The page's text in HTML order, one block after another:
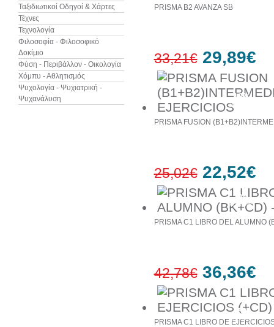
Ταξιδιωτικοί Οδηγοί & Χάρτες
Τέχνες
Τεχνολογία
Φιλοσοφία - Φιλοσοφικό
Δοκίμιο
Φύση - Περιβάλλον - Οικολογία
Χόμπυ - Αθλητισμός
Ψυχολογία - Ψυχιατρική -
Ψυχανάλυση
έκπτωση
10%
έκπτωση
PRISMA B2 AVANZA SB
33,21€ 29,89€
10%
έκπτωση
PRISMA FUSION
25,02€ 22,52€
15%
έκπτωση
PRISMA C1 LIBRO DEL ALUMNO
42,78€ 36,36€
PRISMA C1 LIBRO DE